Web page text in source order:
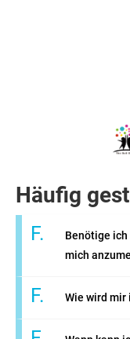
Häufig
F.
Benötige
mich
F. Wie wird mir